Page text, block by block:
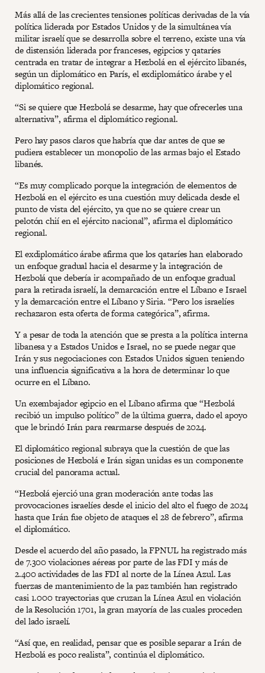
Más allá de las crecientes tensiones políticas derivadas de la vía
política liderada por Estados Unidos y de la simultánea vía
militar israelí que se desarrolla sobre el terreno, existe una vía
de distensión liderada por franceses, egipcios y qataríes
centrada en tratar de integrar a Hezbolá en el ejército libanés,
según un diplomático en París, el exdiplomático árabe y el
diplomático regional.
“Si se quiere que Hezbolá se desarme, hay que ofrecerles una
alternativa”, afirma el diplomático regional.
Pero hay pasos claros que habría que dar antes de que se
pudiera establecer un monopolio de las armas bajo el Estado
libanés.
“Es muy complicado porque la integración de elementos de
Hezbolá en el ejército es una cuestión muy delicada desde el
punto de vista del ejército, ya que no se quiere crear un
pelotón chií en el ejército nacional”, afirma el diplomático
regional.
El exdiplomático árabe afirma que los qataríes han elaborado
un enfoque gradual hacia el desarme y la integración de
Hezbolá que debería ir acompañado de un enfoque gradual
para la retirada israelí, la demarcación entre el Líbano e Israel
y la demarcación entre el Líbano y Siria. “Pero los israelíes
rechazaron esta oferta de forma categórica”, afirma.
Y a pesar de toda la atención que se presta a la política interna
libanesa y a Estados Unidos e Israel, no se puede negar que
Irán y sus negociaciones con Estados Unidos siguen teniendo
una influencia significativa a la hora de determinar lo que
ocurre en el Líbano.
Un exembajador egipcio en el Líbano afirma que “Hezbolá
recibió un impulso político” de la última guerra, dado el apoyo
que le brindó Irán para rearmarse después de 2024.
El diplomático regional subraya que la cuestión de que las
posiciones de Hezbolá e Irán sigan unidas es un componente
crucial del panorama actual.
“Hezbolá ejerció una gran moderación ante todas las
provocaciones israelíes desde el inicio del alto el fuego de 2024
hasta que Irán fue objeto de ataques el 28 de febrero”, afirma
el diplomático.
Desde el acuerdo del año pasado, la FPNUL ha registrado más
de 7.300 violaciones aéreas por parte de las FDI y más de
2.400 actividades de las FDI al norte de la Línea Azul. Las
fuerzas de mantenimiento de la paz también han registrado
casi 1.000 trayectorias que cruzan la Línea Azul en violación
de la Resolución 1701, la gran mayoría de las cuales proceden
del lado israelí.
“Así que, en realidad, pensar que es posible separar a Irán de
Hezbolá es poco realista”, continúa el diplomático.